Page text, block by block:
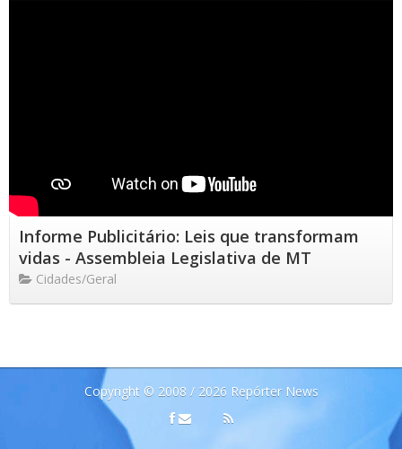
Informe Publicitário: Leis que transformam
vidas - Assembleia Legislativa de MT
Cidades/Geral
Copyright © 2008 / 2026 Repórter News